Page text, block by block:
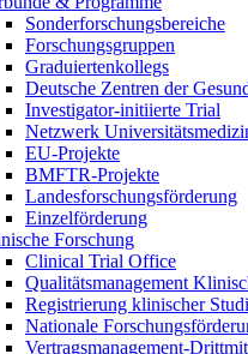
Sonderforschungsbereiche
Forschungsgruppen
Graduiertenkollegs
Deutsche Zentren der
Investigator-initiierte Trial
Netzwerk
EU-Projekte
BMFTR-Projekte
Landesforschungsförderung
Einzelförderung
Forschung
Clinical Trial Office
Qualitätsmanagement
Registrierung klinischer
Nationale
Vertragsmanagement-